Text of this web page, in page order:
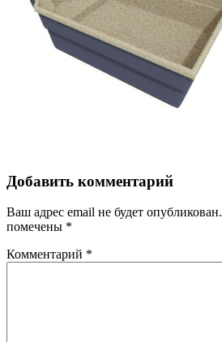
Добавить комментарий
Ваш адрес email не будет опубликован.
помечены *
Комментарий *